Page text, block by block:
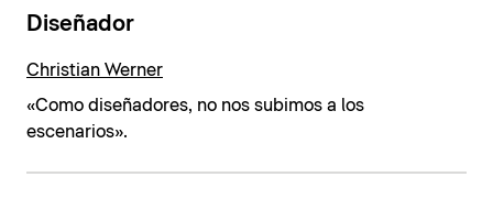
Diseñador
Christian Werner
«Como diseñadores, no nos subimos a los
escenarios».